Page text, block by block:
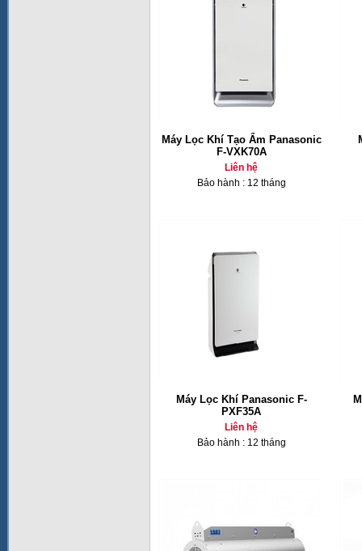
Máy Lọc Khí Tạo Ẩm Panasonic
F-VXK70A
Liên hệ
Bảo hành : 12 tháng
Máy Lọc Khí Panasonic F-
PXF35A
Liên hệ
Bảo hành : 12 tháng